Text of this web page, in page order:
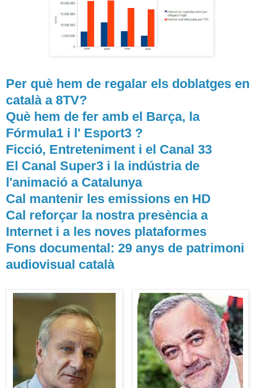
Per què hem de regalar els doblatges en
català a 8TV?
Què hem de fer amb el Barça, la
Fórmula1 i l' Esport3 ?
Ficció, Entreteniment i el Canal 33
El Canal Super3 i la indústria de
l'animació a Catalunya
Cal mantenir les emissions en HD
Cal reforçar la nostra presència a
Internet i a les noves plataformes
Fons documental: 29 anys de patrimoni
audiovisual català